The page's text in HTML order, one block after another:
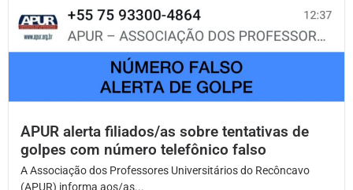
APUR alerta filiados/as sobre tentativas de
golpes com número telefônico falso
A Associação dos Professores Universitários do Recôncavo
(APUR) informa aos/as...